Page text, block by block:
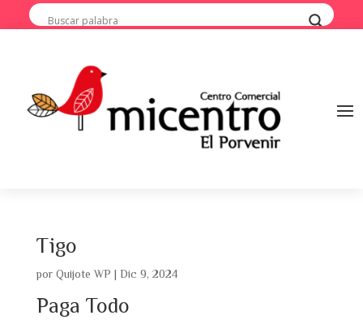
Tigo
por Quijote WP | Dic 9, 2024
Paga Todo